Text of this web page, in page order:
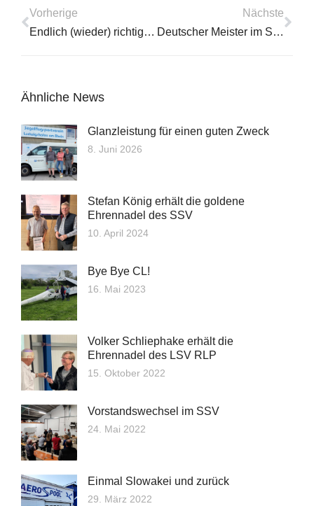
Vorherige
Endlich (wieder) richtig fliegen!
Nächste
Deutscher Meister im Streckensegelflug!
Ähnliche News
Glanzleistung für einen guten Zweck
8. Juni 2026
Stefan König erhält die goldene
Ehrennadel des SSV
10. April 2024
Bye Bye CL!
16. Mai 2023
Volker Schliephake erhält die
Ehrennadel des LSV RLP
15. Oktober 2022
Vorstandswechsel im SSV
24. Mai 2022
Einmal Slowakei und zurück
29. März 2022